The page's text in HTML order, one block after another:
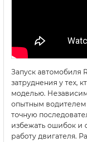
Запуск автомобиля
затруднения у тех,
моделью.
опытным водителем
точную
избежать ошибок и
работу двигателя.